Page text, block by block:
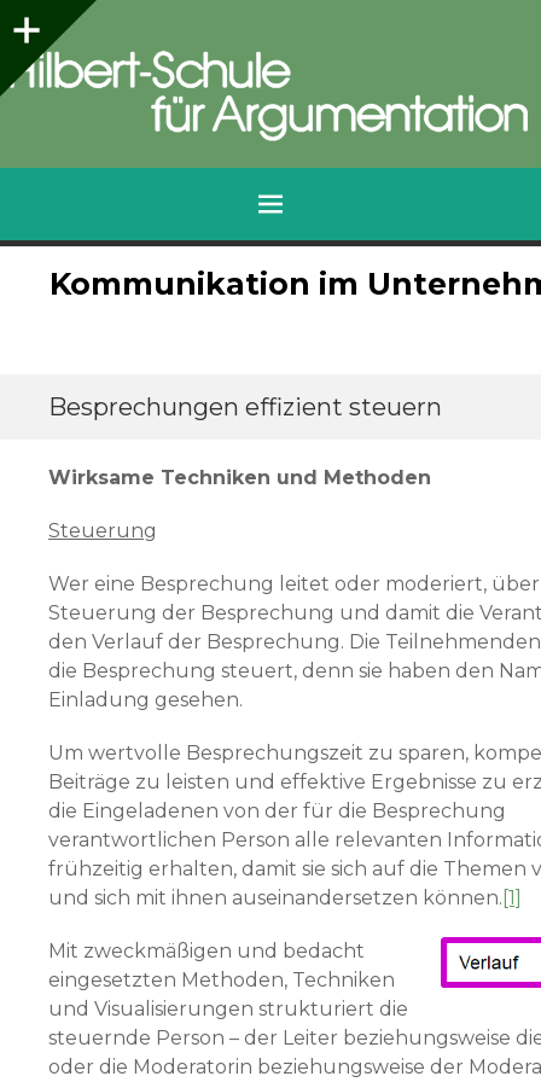
Seitenleiste
Menü
Inhalt
Kommunikation im
Besprechungen effizient steuern
Wirksame Techniken und Methoden
Steuerung
Wer eine Besprechung leitet oder moderiert,
Steuerung der Bespre­chung und damit die
den Verlauf der Besprechung. Die Teilneh­menden
die Besprechung steuert, denn sie haben den
Einladung gesehen.
Um wertvolle Besprechungszeit zu sparen,
Beiträge zu leisten und effektive Ergebnisse zu
die Eingeladenen von der für die Bespre­chung
verantwortlichen Person alle relevanten
frühzeitig erhalten, damit sie sich auf die Themen
und sich mit ihnen auseinandersetzen können. [1]
Mit zweckmäßigen und bedacht
eingesetzten Methoden, Techniken
und Visualisierungen strukturiert die
steuern­de Person – der Leiter beziehungsweise
oder die Moderatorin bezieh­ungsweise der